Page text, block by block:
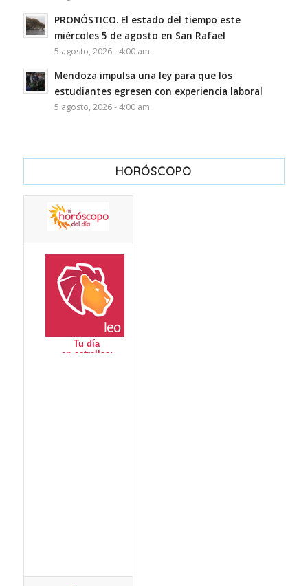
PRONÓSTICO. El estado del tiempo este
miércoles 5 de agosto en San Rafael
5 agosto, 2026 - 4:00 am
Mendoza impulsa una ley para que los
estudiantes egresen con experiencia laboral
5 agosto, 2026 - 4:00 am
HORÓSCOPO